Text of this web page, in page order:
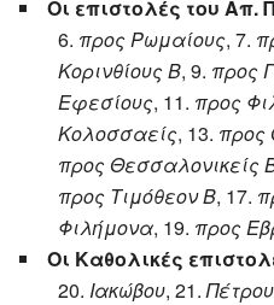
Οι επιστολές του Απ.
6. προς Ρωμαίους, 7.
Κορινθίους Β, 9. προς
Εφεσίους, 11. προς
Κολοσσαείς, 13. προς
προς Θεσσαλονικείς
προς Τιμόθεον Β, 17.
Φιλήμονα, 19. προς
Οι Καθολικές
20. Ιακώβου, 21.